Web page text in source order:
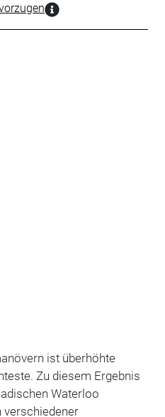
ist überhöhte
Zu diesem Ergebnis
Waterloo
verschiedener